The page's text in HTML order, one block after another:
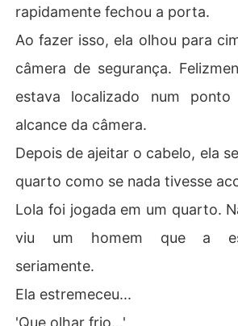
rapidamente fechou a porta.
Ao fazer isso, ela olhou para
câmera de segurança.
estava localizado num
alcance da câmera.
Depois de ajeitar o cabelo, ela
quarto como se nada tivesse
Lola foi jogada em um quarto.
viu um homem que a
seriamente.
Ela estremeceu...
'Que olhar frio...'